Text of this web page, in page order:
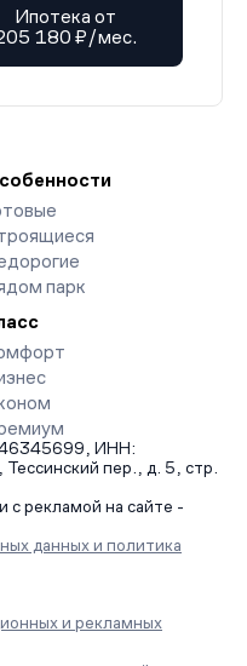
Ипотека от
180 ₽/мес.
парк
ИНН:
пер., д. 5, стр.
с рекламой на сайте -
данных и политика
и рекламных